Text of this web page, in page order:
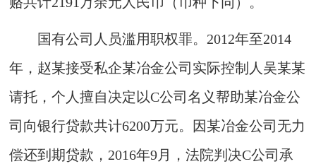
国有公司人员滥用职权罪。2012年至2014
年，赵某接受私企某冶金公司实际控制人吴某某
请托，个人擅自决定以C公司名义帮助某冶金公
司向银行贷款共计6200万元。因某冶金公司无力
偿还到期贷款，2016年9月，法院判决C公司承